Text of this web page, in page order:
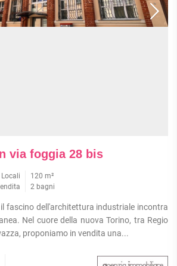
via foggia 28 bis
120 m²
2 bagni
fascino dell'architettura industriale incontra
Nel cuore della nuova Torino, tra Regio
proponiamo in vendita una...